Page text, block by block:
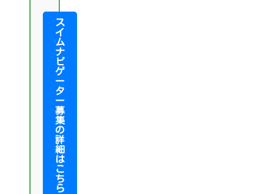
ス
イ
ム
ナ
ビ
ゲ
ー
タ
ー
募
集
の
詳
細
は
こ
ち
ら